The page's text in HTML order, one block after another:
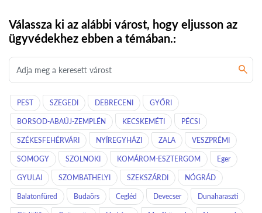
Válassza ki az alábbi várost, hogy eljusson az
ügyvédekhez ebben a témában.:
PEST SZEGEDI DEBRECENI GYŐRI
BORSOD-ABAÚJ-ZEMPLÉN KECSKEMÉTI PÉCSI
SZÉKESFEHÉRVÁRI NYÍREGYHÁZI ZALA VESZPRÉMI
SOMOGY SZOLNOKI KOMÁROM-ESZTERGOM Eger
GYULAI SZOMBATHELYI SZEKSZÁRDI NÓGRÁD
Balatonfüred Budaörs Cegléd Devecser Dunaharaszti